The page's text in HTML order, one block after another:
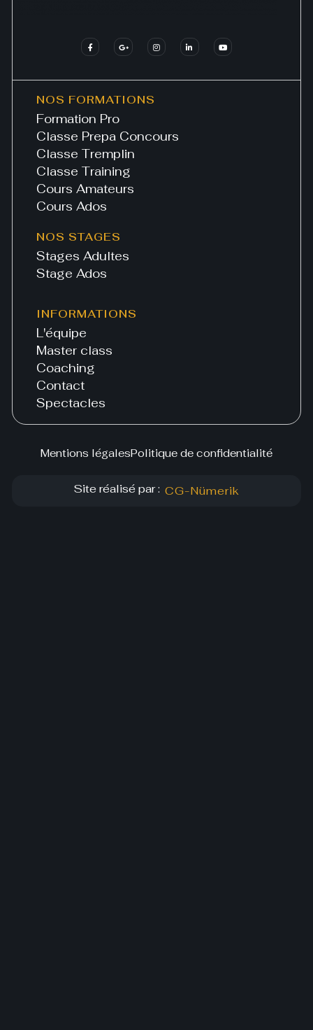
NOS FORMATIONS
Formation Pro
Classe Prepa Concours
Classe Tremplin
Classe Training
Cours Amateurs
Cours Ados
NOS STAGES
Stages Adultes
Stage Ados
INFORMATIONS
L'équipe
Master class
Coaching
Contact
Spectacles
Mentions légalesPolitique de confidentialité
Site réalisé par : CG-Nümerik